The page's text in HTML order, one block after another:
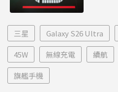
三星 Galaxy S26 Ultra
45W 無線充電 續航
旗艦手機